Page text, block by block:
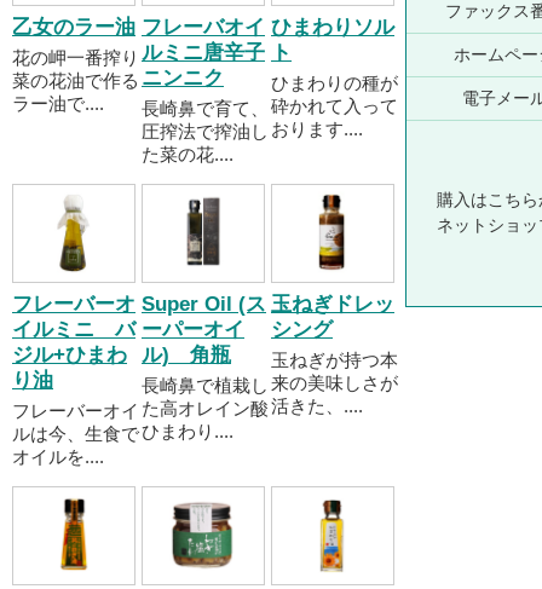
乙女のラー油
花の岬一番搾り
菜の花油で作る
ラー油で....
フレーバオイ
ルミニ唐辛子
ニンニク
長崎鼻で育て、
圧搾法で搾油し
た菜の花....
ひまわりソル
ト
ひまわりの種が
砕かれて入って
おります....
フレーバーオ
イルミニ バ
ジル+ひまわ
り油
フレーバーオイ
ルは今、生食で
オイルを....
Super Oil (ス
ーパーオイ
ル) 角瓶
長崎鼻で植栽し
た高オレイン酸
ひまわり....
玉ねぎドレッ
シング
玉ねぎが持つ本
来の美味しさが
活きた、....
ファックス
ホームペー
電子メー
購入はこちら
ネットショ